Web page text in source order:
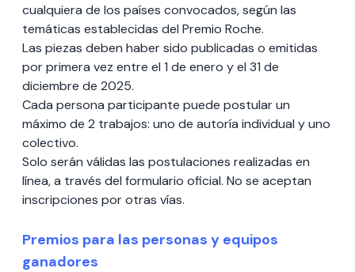
cualquiera de los países convocados, según las
temáticas establecidas del Premio Roche.
Las piezas deben haber sido publicadas o emitidas
por primera vez entre el 1 de enero y el 31 de
diciembre de 2025.
Cada persona participante puede postular un
máximo de 2 trabajos: uno de autoría individual y uno
colectivo.
Solo serán válidas las postulaciones realizadas en
línea, a través del formulario oficial. No se aceptan
inscripciones por otras vías.
Premios para las personas y equipos
ganadores